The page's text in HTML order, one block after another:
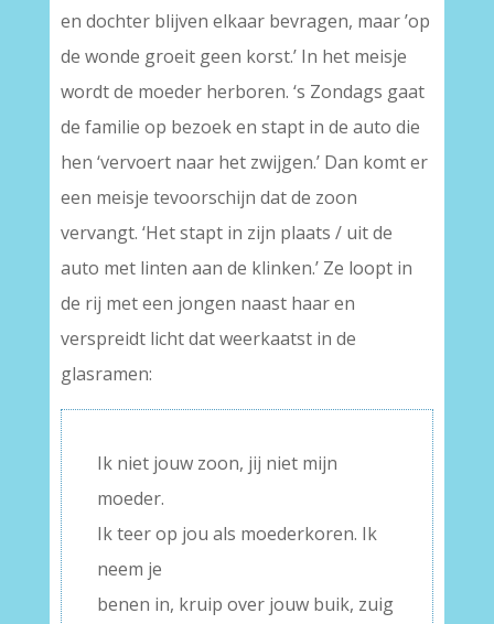
en dochter blijven elkaar bevragen, maar ’op
de wonde groeit geen korst.’ In het meisje
wordt de moeder herboren. ‘s Zondags gaat
de familie op bezoek en stapt in de auto die
hen ‘vervoert naar het zwijgen.’ Dan komt er
een meisje tevoorschijn dat de zoon
vervangt. ‘Het stapt in zijn plaats / uit de
auto met linten aan de klinken.’ Ze loopt in
de rij met een jongen naast haar en
verspreidt licht dat weerkaatst in de
glasramen:
Ik niet jouw zoon, jij niet mijn
moeder.
Ik teer op jou als moederkoren. Ik
neem je
benen in, kruip over jouw buik, zuig